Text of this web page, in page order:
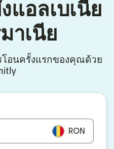
แอลเบเนีย
าเนีย
อนครั้งแรกของคุณด้วย
RON